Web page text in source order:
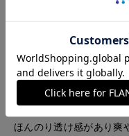
き立てます。上品な素材
ンさを演出。顔周りを
に仕上げ、スタイルアッ
ほんのり透け感があり爽